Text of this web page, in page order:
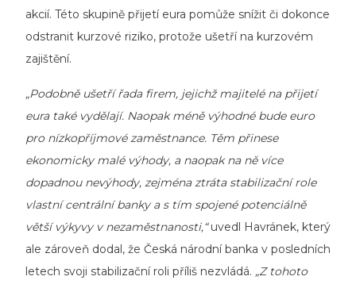
akcií. Této skupině přijetí eura pomůže snížit či dokonce
odstranit kurzové riziko, protože ušetří na kurzovém
zajištění.
„Podobně ušetří řada firem, jejichž majitelé na přijetí
eura také vydělají. Naopak méně výhodné bude euro
pro nízkopříjmové zaměstnance. Těm přinese
ekonomicky malé výhody, a naopak na ně více
dopadnou nevýhody, zejména ztráta stabilizační role
vlastní centrální banky a s tím spojené potenciálně
větší výkyvy v nezaměstnanosti,“uvedl Havránek, který
ale zároveň dodal, že Česká národní banka v posledních
letech svoji stabilizační roli příliš nezvládá. „Z tohoto